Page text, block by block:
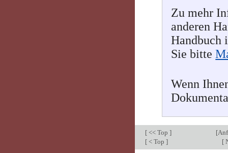
Zu mehr
anderen
Handbuch
Sie bitte
Wenn
[<< Top ] [
[< Top ] [